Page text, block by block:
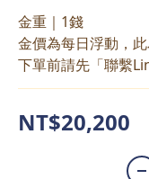
金重｜1錢
金價為每日浮動，此
下單前請先「聯繫
NT$20,200